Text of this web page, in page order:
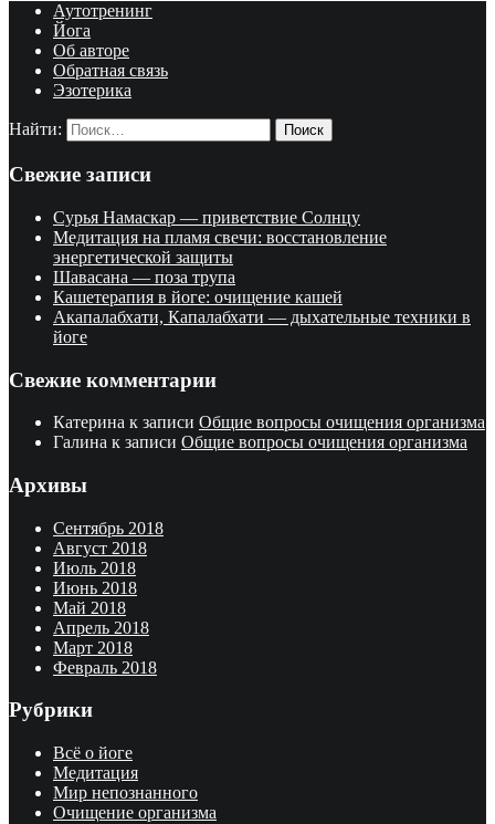
Аутотренинг
Йога
Об авторе
Обратная связь
Эзотерика
Найти:
Свежие записи
Сурья Намаскар — приветствие Солнцу
Медитация на пламя свечи: восстановление
энергетической защиты
Шавасана — поза трупа
Кашетерапия в йоге: очищение кашей
Акапалабхати, Капалабхати — дыхательные техники в
йоге
Свежие комментарии
Катерина к записи Общие вопросы очищения организма
Галина к записи Общие вопросы очищения организма
Архивы
Сентябрь 2018
Август 2018
Июль 2018
Июнь 2018
Май 2018
Апрель 2018
Март 2018
Февраль 2018
Рубрики
Всё о йоге
Медитация
Мир непознанного
Очищение организма